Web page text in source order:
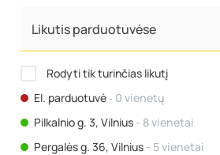
Rodyti tik turinčias likutį
El. parduotuvė‐ 0 vienetų
Pilkalnio g. 3, Vilnius - 8 vienetai
Pergalės g. 36, Vilnius - 5 vienetai